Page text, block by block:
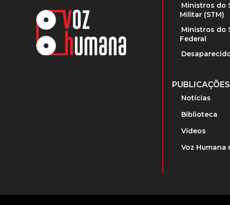
Ministros do
Militar (STM)
Ministros do
Federal
PUBLICAÇÕES
Notícias
Biblioteca
Vídeos
Voz Humana